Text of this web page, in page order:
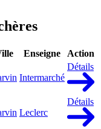
Enseigne Action
Intermarché
Détails
Leclerc
Détails